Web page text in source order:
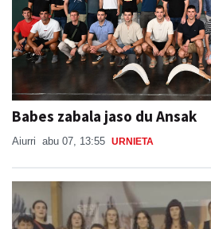
Babes zabala jaso du Ansak
Aiurri abu 07, 13:55 URNIETA